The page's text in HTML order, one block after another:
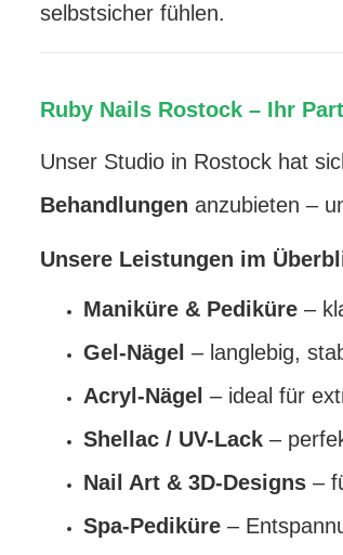
selbstsicher fühlen.
Ruby Nails Rostock – Ihr
Unser Studio in Rostock hat
Behandlungen anzubieten –
Unsere Leistungen im
Maniküre & Pediküre –
Gel-Nägel – langlebig,
Acryl-Nägel – ideal für
Shellac / UV-Lack –
Nail Art & 3D-Designs –
Spa-Pediküre –